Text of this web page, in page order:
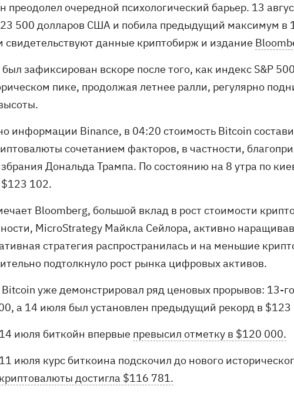
преодолел очередной психологический барьер. 13
500 долларов США и побила предыдущий максимум в
свидетельствуют данные криптобирж и издание
зафиксирован вскоре после того, как индекс S&P
пике, продолжая летнее ралли, регулярно
информации Binance, в 04:20 стоимость Bitcoin
сочетанием факторов, в частности,
Дональда Трампа. По состоянию на 8 утра по
102.
Bloomberg, большой вклад в рост стоимости
MicroStrategy Майкла Сейлора, активно
стратегия распространилась и на меньшие
подтолкнуло рост рынка цифровых активов.
уже демонстрировал ряд ценовых прорывов: 13-
а 14 июля был установлен предыдущий рекорд в $123
14 июля биткойн впервые превысил отметку в $120 000.
11 июля курс биткоина подскочил до нового
криптовалюты достигла $116 781.